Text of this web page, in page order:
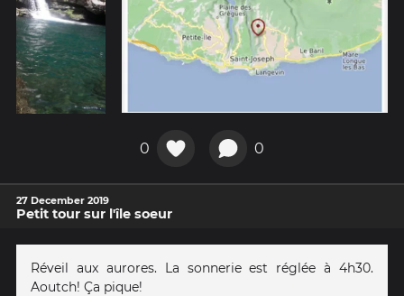
0 0
27 December 2019
Petit tour sur l'île soeur
Réveil aux aurores. La sonnerie est réglée à 4h30.
Aoutch! Ça pique!